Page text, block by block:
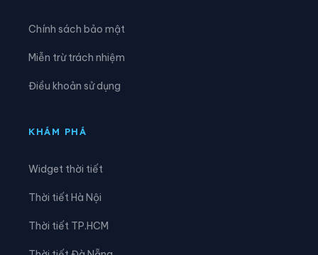
Xã Tây Khánh Sơn
Chính sách bảo mật
Miễn trừ trách nhiệm
Điều khoản sử dụng
KHÁM PHÁ
Widget thời tiết
Thời tiết Hà Nội
Thời tiết TP.HCM